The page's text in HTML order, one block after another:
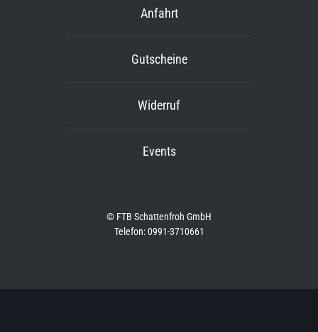
Anfahrt
Gutscheine
Widerruf
Events
© FTB Schattenfroh GmbH
Telefon: 0991-3710661